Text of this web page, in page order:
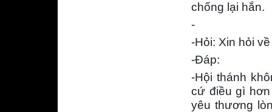
chống lại hắn.
-
-Hỏi: Xin hỏi
-Đáp:
-Hội thánh
cứ điều gì
yêu thương